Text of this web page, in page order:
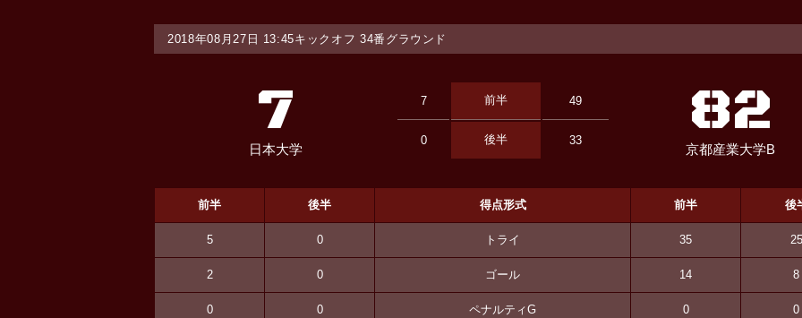
2018年08月27日 13:45キックオフ 34番グラウンド
7
日本大学
7 前半 49 82
京都産業大学B
0 後半 33
前半 後半 得点形式 前半 後
5 0 トライ 35 25
2 0 ゴール 14 8
0 0 ペナルティG 0 0